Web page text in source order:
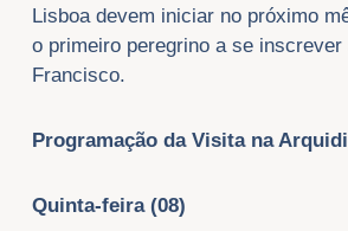
Lisboa devem iniciar no próximo
o primeiro peregrino a se inscrever
Francisco.
Programação da Visita na
Quinta-feira (08)